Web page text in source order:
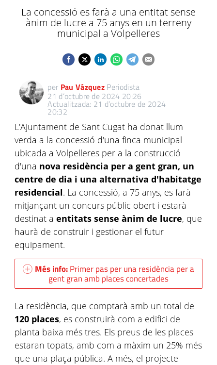
La concessió es farà a una entitat sense
ànim de lucre a 75 anys en un terreny
municipal a Volpelleres
per Pau Vázquez Periodista
21 d’octubre de 2024 20:26
Actualitzada: 21 d’octubre de 2024
20:32
L'Ajuntament de Sant Cugat ha donat llum
verda a la concessió d'una finca municipal
ubicada a Volpelleres per a la construcció
d'una nova residència per a gent gran, un
centre de dia i una alternativa d'habitatge
residencial. La concessió, a 75 anys, es farà
mitjançant un concurs públic obert i estarà
destinat a entitats sense ànim de lucre, que
haurà de construir i gestionar el futur
equipament.
Més info:Primer pas per una residència per a
gent gran amb places concertades
La residència, que comptarà amb un total de
120 places, es construirà com a edifici de
planta baixa més tres. Els preus de les places
estaran topats, amb com a màxim un 25% més
que una plaça pública. A més, el projecte